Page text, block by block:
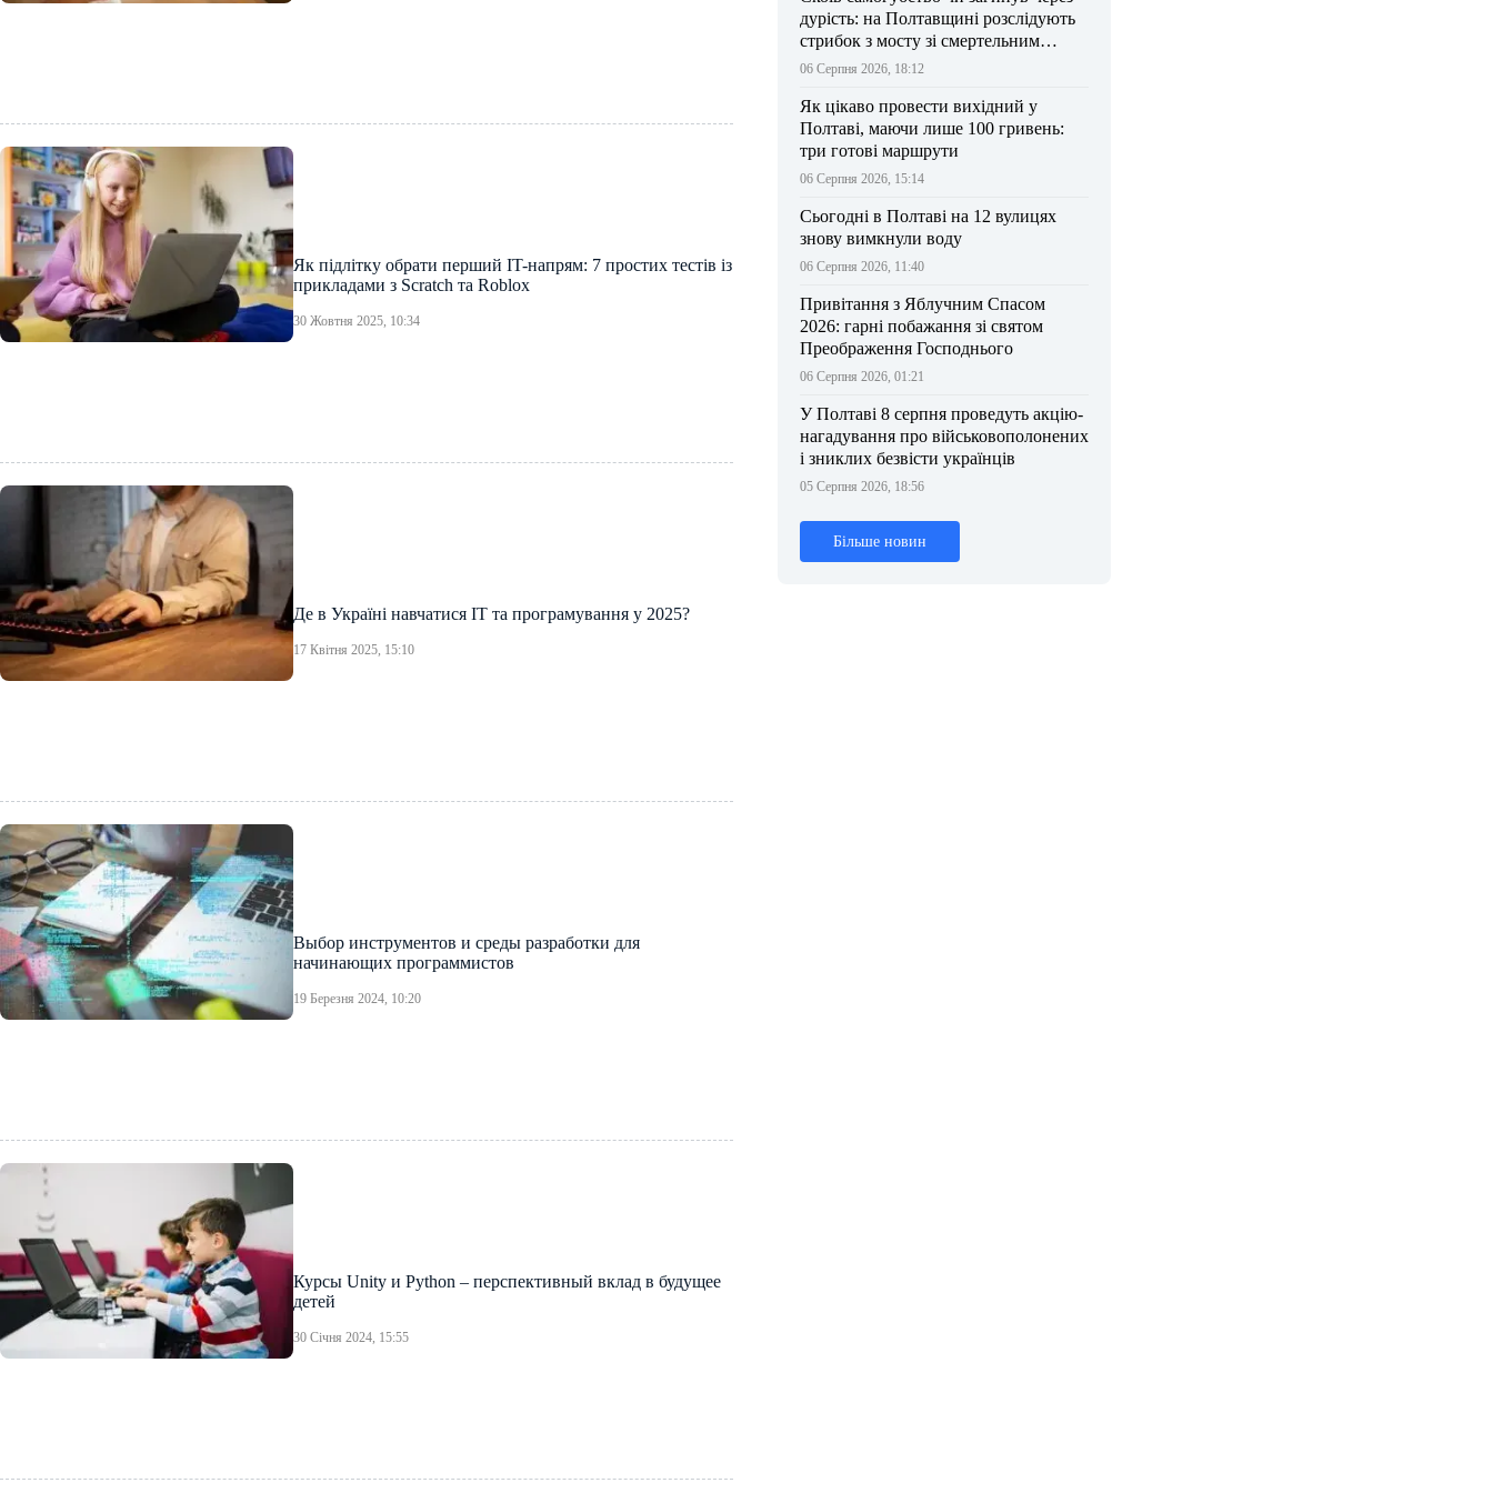
Як підлітку обрати перший IT-напрям: 7 простих тестів із
прикладами з Scratch та Roblox
30 Жовтня 2025, 10:34
Де в Україні навчатися IT та програмування у 2025?
17 Квітня 2025, 15:10
Выбор инструментов и среды разработки для
начинающих программистов
19 Березня 2024, 10:20
Курсы Unity и Python – перспективный вклад в будущее
детей
30 Січня 2024, 15:55
дурість: на Полтавщині розслідують
стрибок з мосту зі смертельним
результатом
06 Серпня 2026, 18:12
Як цікаво провести вихідний у
Полтаві, маючи лише 100 гривень:
три готові маршрути
06 Серпня 2026, 15:14
Сьогодні в Полтаві на 12 вулицях
знову вимкнули воду
06 Серпня 2026, 11:40
Привітання з Яблучним Спасом
2026: гарні побажання зі святом
Преображення Господнього
06 Серпня 2026, 01:21
У Полтаві 8 серпня проведуть акцію-
нагадування про військовополонених
і зниклих безвісти українців
05 Серпня 2026, 18:56
Більше новин